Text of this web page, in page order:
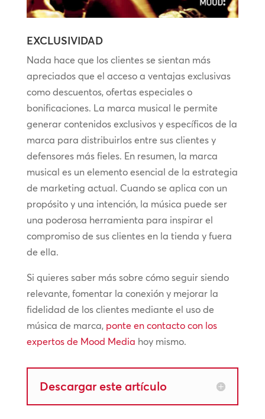
EXCLUSIVIDAD
Nada hace que los clientes se sientan más
apreciados que el acceso a ventajas exclusivas
como descuentos, ofertas especiales o
bonificaciones. La marca musical le permite
generar contenidos exclusivos y específicos de la
marca para distribuirlos entre sus clientes y
defensores más fieles. En resumen, la marca
musical es un elemento esencial de la estrategia
de marketing actual. Cuando se aplica con un
propósito y una intención, la música puede ser
una poderosa herramienta para inspirar el
compromiso de sus clientes en la tienda y fuera
de ella.
Si quieres saber más sobre cómo seguir siendo
relevante, fomentar la conexión y mejorar la
fidelidad de los clientes mediante el uso de
música de marca, ponte en contacto con los
expertos de Mood Media hoy mismo.
Descargar este artículo